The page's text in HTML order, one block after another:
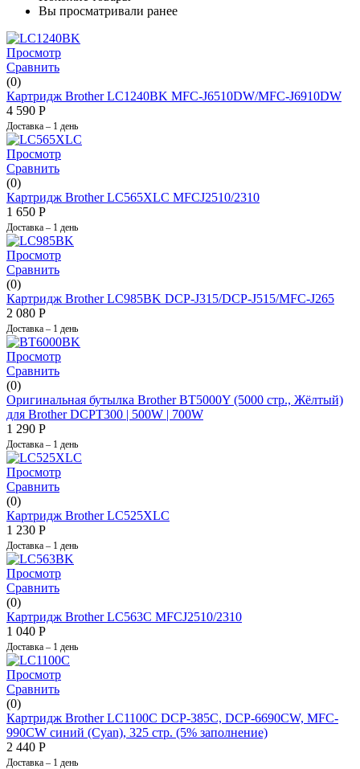
Вы просматривали ранее
Просмотр
Сравнить
(0)
Картридж Brother LC1240BK MFC-J6510DW/MFC-J6910DW
4 590 Р
Доставка – 1 день
Просмотр
Сравнить
(0)
Картридж Brother LC565XLC MFCJ2510/2310
1 650 Р
Доставка – 1 день
Просмотр
Сравнить
(0)
Картридж Brother LC985BK DCP-J315/DCP-J515/MFC-J265
2 080 Р
Доставка – 1 день
Просмотр
Сравнить
(0)
Оригинальная бутылка Brother BT5000Y (5000 стр., Жёлтый)
для Brother DCPT300 | 500W |​ 700W
1 290 Р
Доставка – 1 день
Просмотр
Сравнить
(0)
Картридж Brother LC525XLC
1 230 Р
Доставка – 1 день
Просмотр
Сравнить
(0)
Картридж Brother LC563C MFCJ2510/2310
1 040 Р
Доставка – 1 день
Просмотр
Сравнить
(0)
Картридж Brother LC1100C DCP-385C, DCP-6690CW, MFC-
990CW синий (Cyan), 325 стр. (5% заполнение)
2 440 Р
Доставка – 1 день